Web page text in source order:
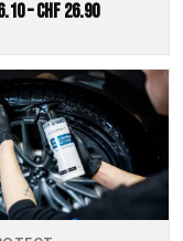
–CHF26.90
bis
CHF 26.90